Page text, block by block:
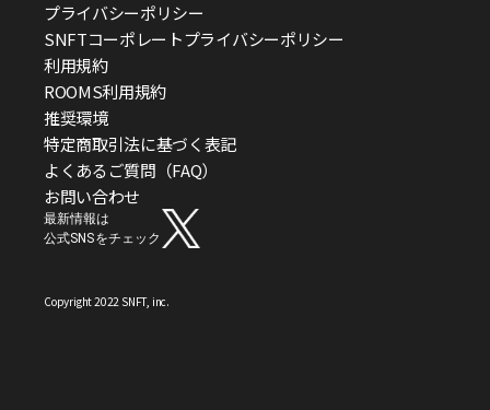
プライバシーポリシー
SNFTコーポレートプライバシーポリシー
利用規約
ROOMS利用規約
推奨環境
特定商取引法に基づく表記
よくあるご質問（FAQ）
お問い合わせ
最新情報は
公式SNSをチェック
Copyright 2022 SNFT, inc.